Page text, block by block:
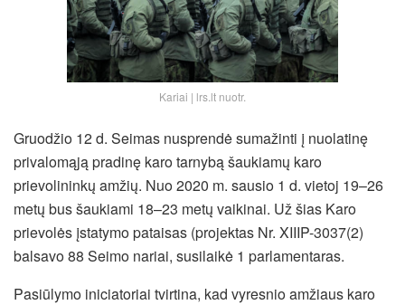
Kariai | lrs.lt nuotr.
Gruodžio 12 d. Seimas nusprendė sumažinti į nuolatinę
privalomąją pradinę karo tarnybą šaukiamų karo
prievolininkų amžių. Nuo 2020 m. sausio 1 d. vietoj 19–26
metų bus šaukiami 18–23 metų vaikinai. Už šias Karo
prievolės įstatymo pataisas (projektas Nr. XIIIP-3037(2)
balsavo 88 Seimo nariai, susilaikė 1 parlamentaras.
Pasiūlymo iniciatoriai tvirtina, kad vyresnio amžiaus karo